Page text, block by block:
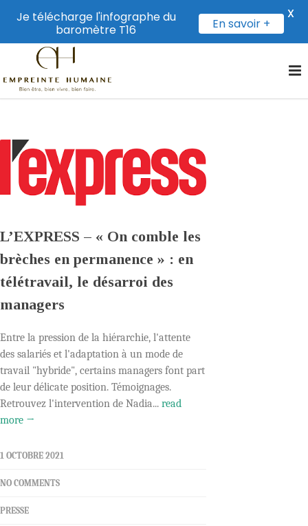
L’EXPRESS – « On comble les
brèches en permanence » : en
télétravail, le désarroi des
managers
Entre la pression de la hiérarchie, l'attente
des salariés et l'adaptation à un mode de
travail "hybride", certains managers font part
de leur délicate position. Témoignages.
Retrouvez l'intervention de Nadia... read
more →
1 OCTOBRE 2021
NO COMMENTS
PRESSE
Je télécharge l'infographe du
baromètre T16
En savoir +
X